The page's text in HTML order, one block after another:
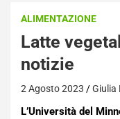
ALIMENTAZIONE
Latte
notizie
2 Agosto 2023 Giulia
L’Università del